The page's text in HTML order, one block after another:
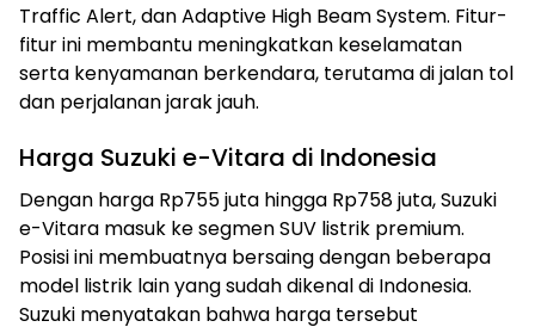
Traffic Alert, dan Adaptive High Beam System. Fitur-
fitur ini membantu meningkatkan keselamatan
serta kenyamanan berkendara, terutama di jalan tol
dan perjalanan jarak jauh.
Harga Suzuki e-Vitara di Indonesia
Dengan harga Rp755 juta hingga Rp758 juta, Suzuki
e-Vitara masuk ke segmen SUV listrik premium.
Posisi ini membuatnya bersaing dengan beberapa
model listrik lain yang sudah dikenal di Indonesia.
Suzuki menyatakan bahwa harga tersebut